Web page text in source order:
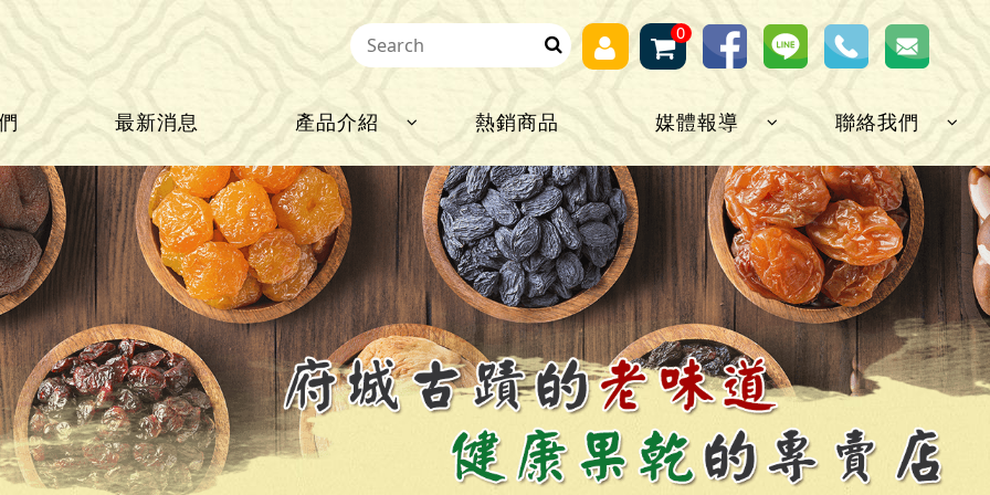
0
最新消息 產品介紹 熱銷商品 媒體報導 聯絡我們